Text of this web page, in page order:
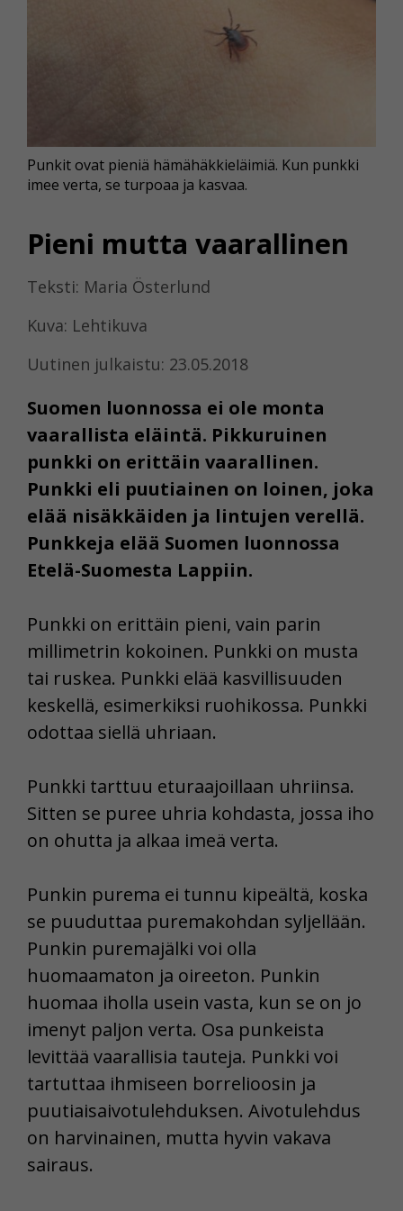
Pieni mutta vaarallinen
Teksti: Maria Österlund
Kuva: Lehtikuva
Uutinen julkaistu: 23.05.2018
Suomen luonnossa ei ole monta
vaarallista eläintä. Pikkuruinen
punkki on erittäin vaarallinen.
Punkki eli puutiainen on loinen, joka
elää nisäkkäiden ja lintujen verellä.
Punkkeja elää Suomen luonnossa
Etelä-Suomesta Lappiin.
Punkit ovat pieniä hämähäkkieläimiä. Kun punkki
imee verta, se turpoaa ja kasvaa.
Punkki on erittäin pieni, vain parin
millimetrin kokoinen. Punkki on musta
tai ruskea. Punkki elää kasvillisuuden
keskellä, esimerkiksi ruohikossa. Punkki
odottaa siellä uhriaan.
Punkki tarttuu eturaajoillaan uhriinsa.
Sitten se puree uhria kohdasta, jossa iho
on ohutta ja alkaa imeä verta.
Punkin purema ei tunnu kipeältä, koska
se puuduttaa puremakohdan syljellään.
Punkin puremajälki voi olla
huomaamaton ja oireeton. Punkin
huomaa iholla usein vasta, kun se on jo
imenyt paljon verta. Osa punkeista
levittää vaarallisia tauteja. Punkki voi
tartuttaa ihmiseen borrelioosin ja
puutiaisaivotulehduksen. Aivotulehdus
on harvinainen, mutta hyvin vakava
sairaus.